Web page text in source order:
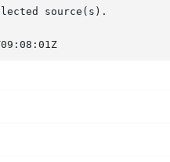
source(s).